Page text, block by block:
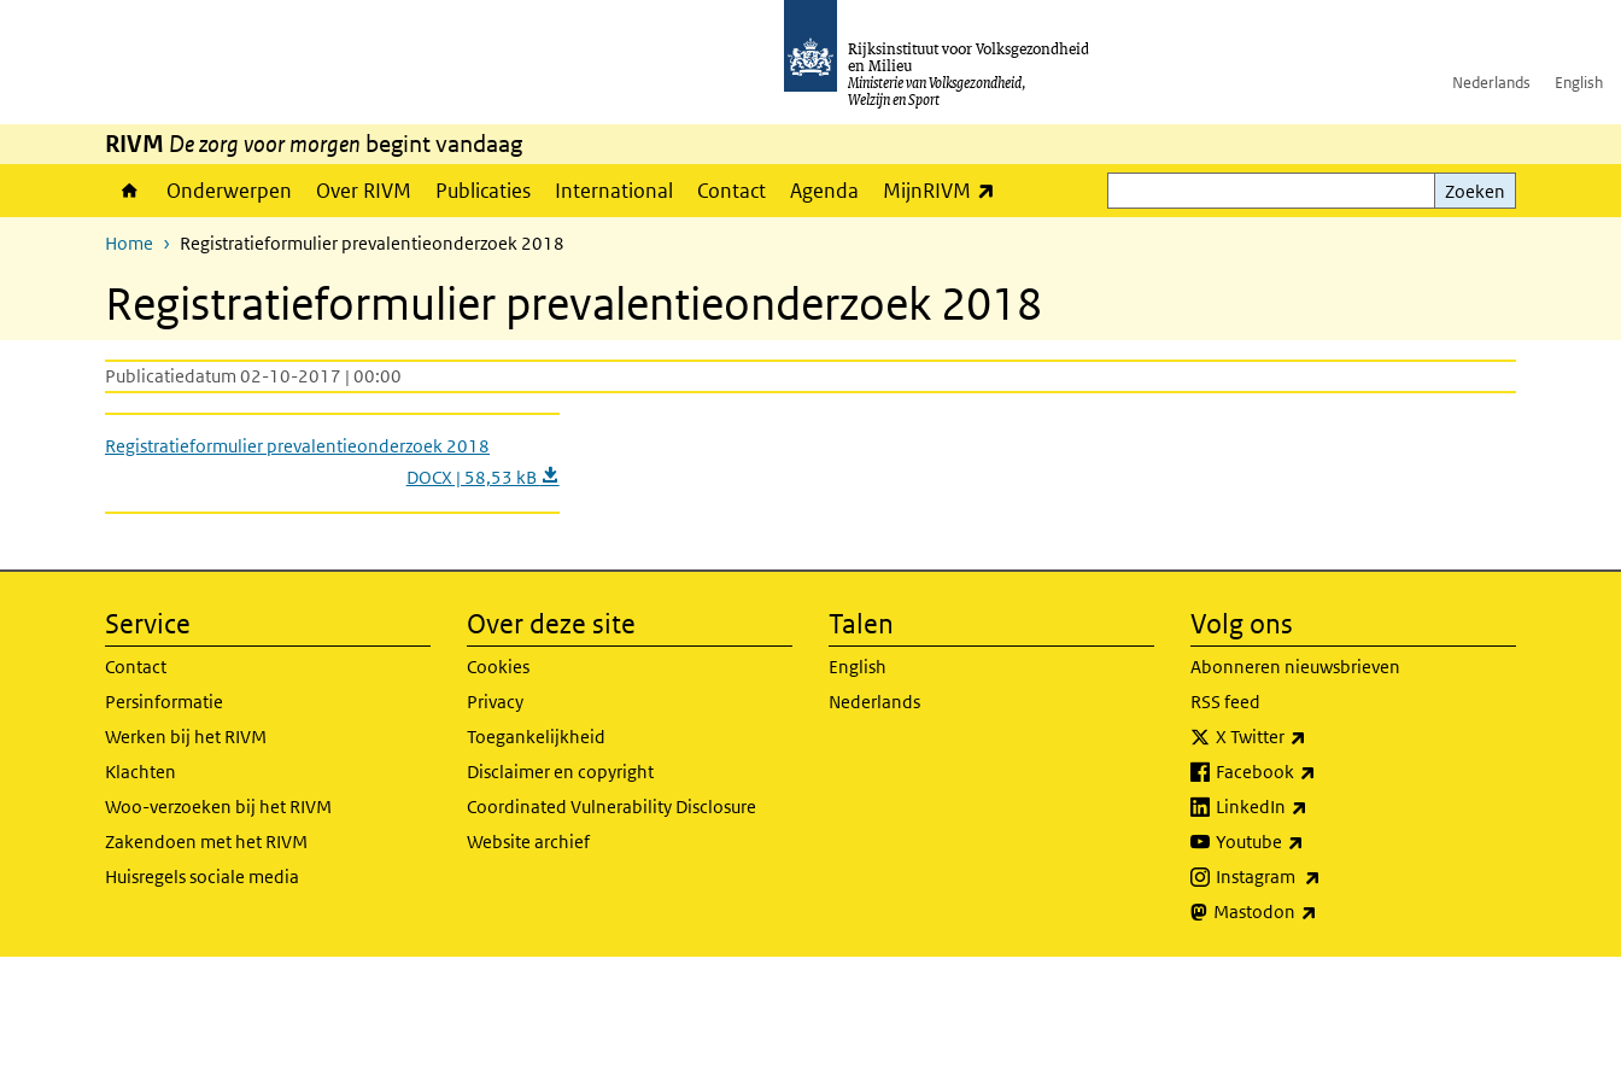
Rijksinstituut voor Volksgezondheid
en Milieu
Ministerie van Volksgezondheid,
Welzijn en Sport
Nederlands English
RIVM De zorg voor morgen begint vandaag
Onderwerpen Over RIVM Publicaties International Contact Agenda MijnRIVM
Zoeken
Zoeken
Home Registratieformulier prevalentieonderzoek 2018
Registratieformulier prevalentieonderzoek 2018
Publicatiedatum 02-10-2017 | 00:00
Registratieformulier prevalentieonderzoek 2018
DOCX | 58,53 kB
Service
Contact
Persinformatie
Werken bij het RIVM
Klachten
Woo-verzoeken bij het RIVM
Zakendoen met het RIVM
Huisregels sociale media
Over deze site
Cookies
Privacy
Toegankelijkheid
Disclaimer en copyright
Coordinated Vulnerability Disclosure
Website archief
Talen
English
Nederlands
Volg ons
Abonneren nieuwsbrieven
RSS feed
X Twitter
Facebook
LinkedIn
Youtube
Instagram
Mastodon